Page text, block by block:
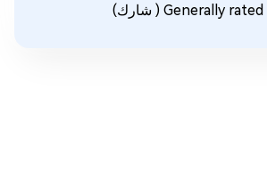
Generally rated
( شارك)